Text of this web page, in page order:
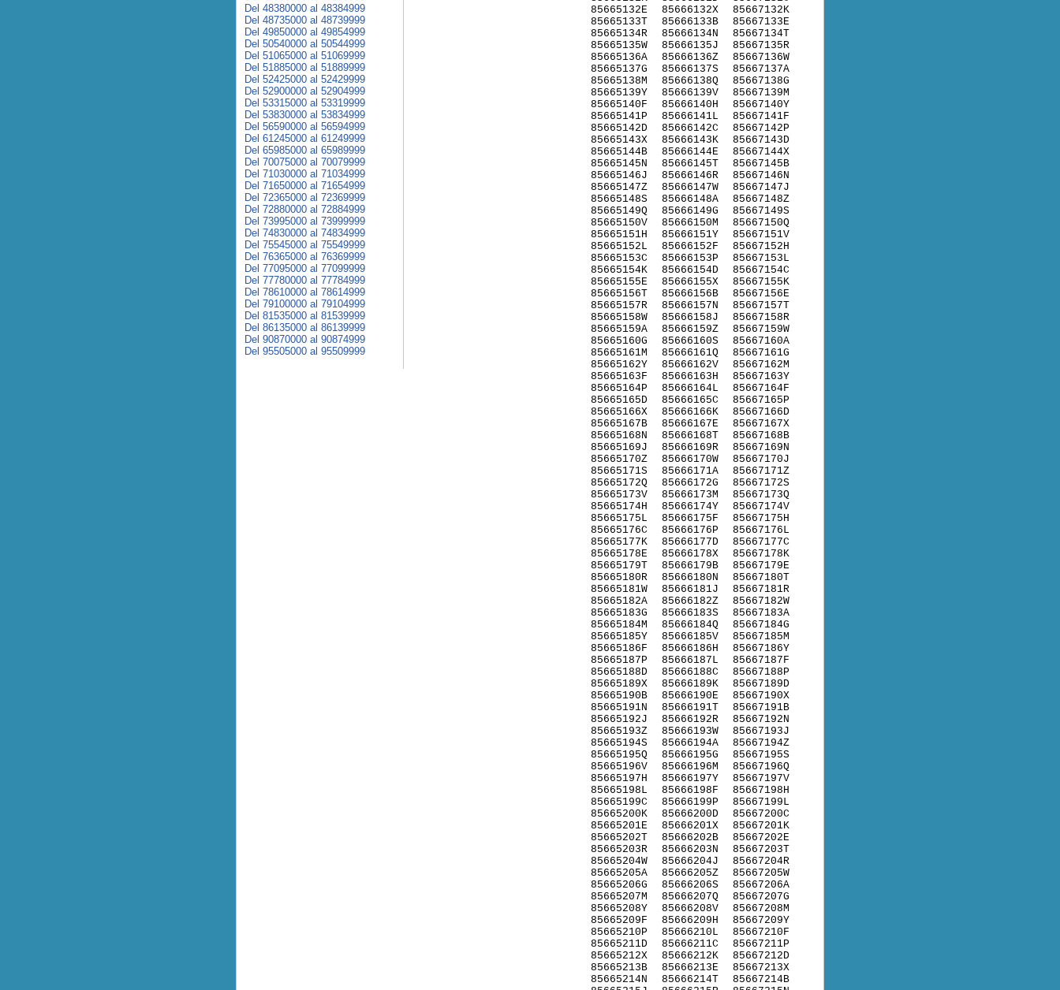
85665132E
85665133T
85665134R
85665135W
85665136A
85665137G
85665138M
85665139Y
85665140F
85665141P
85665142D
85665143X
85665144B
85665145N
85665146J
85665147Z
85665148S
85665149Q
85665150V
85665151H
85665152L
85665153C
85665154K
85665155E
85665156T
85665157R
85665158W
85665159A
85665160G
85665161M
85665162Y
85665163F
85665164P
85665165D
85665166X
85665167B
85665168N
85665169J
85665170Z
85665171S
85665172Q
85665173V
85665174H
85665175L
85665176C
85665177K
85665178E
85665179T
85665180R
85665181W
85665182A
85665183G
85665184M
85665185Y
85665186F
85665187P
85665188D
85665189X
85665190B
85665191N
85665192J
85665193Z
85665194S
85665195Q
85665196V
85665197H
85665198L
85665199C
85665200K
85665201E
85665202T
85665203R
85665204W
85665205A
85665206G
85665207M
85665208Y
85665209F
85665210P
85665211D
85665212X
85665213B
85665214N
85666132X
85666133B
85666134N
85666135J
85666136Z
85666137S
85666138Q
85666139V
85666140H
85666141L
85666142C
85666143K
85666144E
85666145T
85666146R
85666147W
85666148A
85666149G
85666150M
85666151Y
85666152F
85666153P
85666154D
85666155X
85666156B
85666157N
85666158J
85666159Z
85666160S
85666161Q
85666162V
85666163H
85666164L
85666165C
85666166K
85666167E
85666168T
85666169R
85666170W
85666171A
85666172G
85666173M
85666174Y
85666175F
85666176P
85666177D
85666178X
85666179B
85666180N
85666181J
85666182Z
85666183S
85666184Q
85666185V
85666186H
85666187L
85666188C
85666189K
85666190E
85666191T
85666192R
85666193W
85666194A
85666195G
85666196M
85666197Y
85666198F
85666199P
85666200D
85666201X
85666202B
85666203N
85666204J
85666205Z
85666206S
85666207Q
85666208V
85666209H
85666210L
85666211C
85666212K
85666213E
85666214T
85667132K
85667133E
85667134T
85667135R
85667136W
85667137A
85667138G
85667139M
85667140Y
85667141F
85667142P
85667143D
85667144X
85667145B
85667146N
85667147J
85667148Z
85667149S
85667150Q
85667151V
85667152H
85667153L
85667154C
85667155K
85667156E
85667157T
85667158R
85667159W
85667160A
85667161G
85667162M
85667163Y
85667164F
85667165P
85667166D
85667167X
85667168B
85667169N
85667170J
85667171Z
85667172S
85667173Q
85667174V
85667175H
85667176L
85667177C
85667178K
85667179E
85667180T
85667181R
85667182W
85667183A
85667184G
85667185M
85667186Y
85667187F
85667188P
85667189D
85667190X
85667191B
85667192N
85667193J
85667194Z
85667195S
85667196Q
85667197V
85667198H
85667199L
85667200C
85667201K
85667202E
85667203T
85667204R
85667205W
85667206A
85667207G
85667208M
85667209Y
85667210F
85667211P
85667212D
85667213X
85667214B
Del 48380000 al 48384999
Del 48735000 al 48739999
Del 49850000 al 49854999
Del 50540000 al 50544999
Del 51065000 al 51069999
Del 51885000 al 51889999
Del 52425000 al 52429999
Del 52900000 al 52904999
Del 53315000 al 53319999
Del 53830000 al 53834999
Del 56590000 al 56594999
Del 61245000 al 61249999
Del 65985000 al 65989999
Del 70075000 al 70079999
Del 71030000 al 71034999
Del 71650000 al 71654999
Del 72365000 al 72369999
Del 72880000 al 72884999
Del 73995000 al 73999999
Del 74830000 al 74834999
Del 75545000 al 75549999
Del 76365000 al 76369999
Del 77095000 al 77099999
Del 77780000 al 77784999
Del 78610000 al 78614999
Del 79100000 al 79104999
Del 81535000 al 81539999
Del 86135000 al 86139999
Del 90870000 al 90874999
Del 95505000 al 95509999